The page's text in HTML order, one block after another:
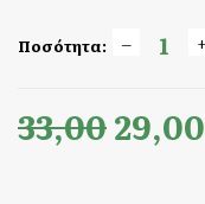
Ποσότητα:
33,0029,00